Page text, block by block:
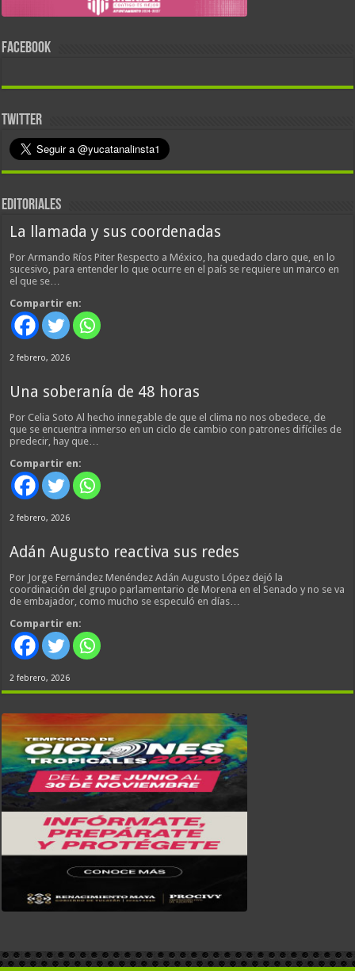
FACEBOOK
TWITTER
EDITORIALES
La llamada y sus coordenadas
Por Armando Ríos Piter Respecto a México, ha quedado claro que, en lo
sucesivo, para entender lo que ocurre en el país se requiere un marco en
el que se…
Compartir en:
2 febrero, 2026
Una soberanía de 48 horas
Por Celia Soto Al hecho innegable de que el clima no nos obedece, de
que se encuentra inmerso en un ciclo de cambio con patrones difíciles de
predecir, hay que…
Compartir en:
2 febrero, 2026
Adán Augusto reactiva sus redes
Por Jorge Fernández Menéndez Adán Augusto López dejó la
coordinación del grupo parlamentario de Morena en el Senado y no se va
de embajador, como mucho se especuló en días…
Compartir en:
2 febrero, 2026